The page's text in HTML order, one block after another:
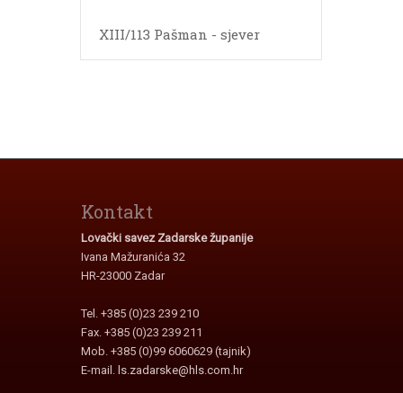
XIII/113 Pašman - sjever
Kontakt
Lovački savez Zadarske županije
Ivana Mažuranića 32
HR-23000 Zadar
Tel. +385 (0)23 239 210
Fax. +385 (0)23 239 211
Mob. +385 (0)99 6060629 (tajnik)
E-mail. ls.zadarske@hls.com.hr